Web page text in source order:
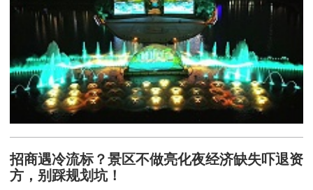
招商遇冷流标？景区不做亮化夜经济缺失吓退资
方，别踩规划坑！